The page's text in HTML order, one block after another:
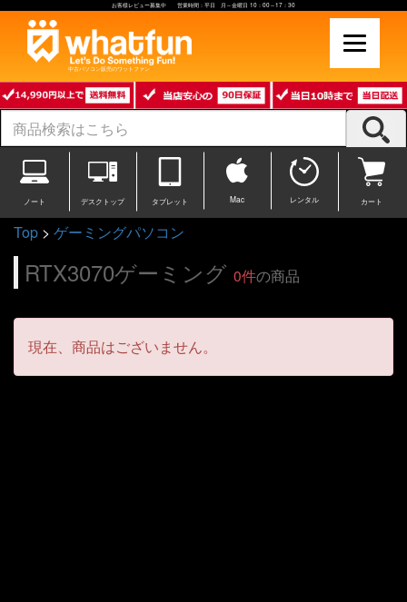
お客様レビュー募集中 営業時間：平日 月～金曜日 10：00～17：30
中古パソコン販売のワットファン
ノート デスクトップ タブレット Mac レンタル カート
Top > ゲーミングパソコン
RTX3070ゲーミング 0件の商品
現在、商品はございません。